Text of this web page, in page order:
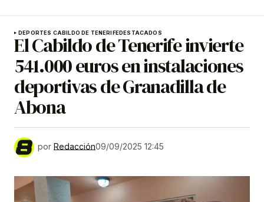
DEPORTES CABILDO DE TENERIFEDESTACADOS
El Cabildo de Tenerife invierte
541.000 euros en instalaciones
deportivas de Granadilla de
Abona
por Redacción09/09/2025 12:45